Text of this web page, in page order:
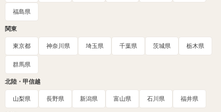
福島県
関東
東京都 神奈川県 埼玉県 千葉県 茨城県 栃木県
群馬県
北陸・甲信越
山梨県 長野県 新潟県 富山県 石川県 福井県